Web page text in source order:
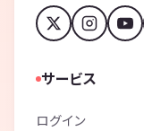
サービス
ログイン